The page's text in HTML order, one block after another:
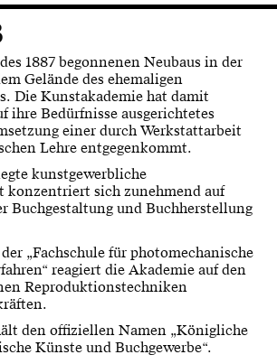
1887 begonnenen Neubaus in der
Gelände des ehemaligen
Die Kunstakademie hat damit
ihre Bedürfnisse ausgerichtetes
einer durch Werkstattarbeit
Lehre entgegenkommt.
kunstgewerbliche
konzentriert sich zunehmend auf
Buchgestaltung und Buchherstellung
„Fachschule für photomechanische
reagiert die Akademie auf den
Reproduktionstechniken
den offiziellen Namen „Königliche
Künste und Buchgewerbe“.